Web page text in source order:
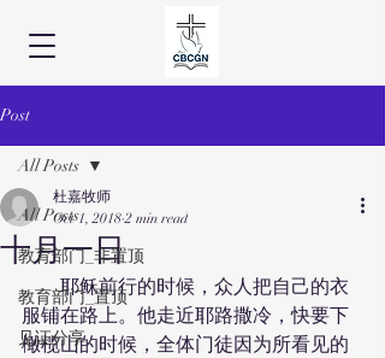
Post
All Posts
教育部门_非置顶
教育部门_置顶
见证分享
All Posts
十月一日
杜嘉牧师
Oct 1, 2018 2 min read
耶稣前行的时候，众人把自己的衣
服铺在路上。他走近耶路撒冷，快要下
橄榄山的时候，全体门徒因为所看见的